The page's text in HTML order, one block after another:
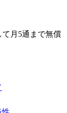
て月5通まで無償